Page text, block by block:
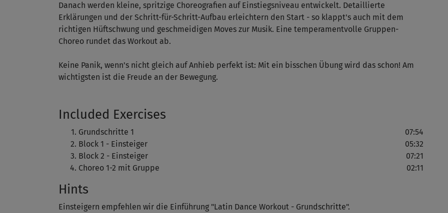
Danach werden kleine, spritzige Choreografien auf Einstiegsniveau entwickelt. Detaillierte
Erklärungen und der Schritt-für-Schritt-Aufbau erleichtern den Start - so klappt's auch mit dem
richtigen Hüftschwung und geschmeidigen Moves zur Musik. Eine temperamentvolle Gruppen-
Choreo rundet das Workout ab.
Keine Panik, wenn's nicht gleich auf Anhieb perfekt ist: Mit ein bisschen Übung wird das schon! Am
wichtigsten ist die Freude an der Bewegung.
Included Exercises
Grundschritte 1
07:54
Block 1 - Einsteiger
05:32
Block 2 - Einsteiger
07:21
Choreo 1-2 mit Gruppe
02:11
Hints
Einsteigern empfehlen wir die Einführung "Latin Dance Workout - Grundschritte".